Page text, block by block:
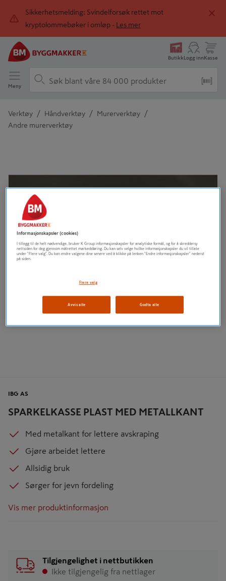
Sikkerhetsmelding: Svindelforsøk rettet mot
kryptolommebøker i omløp -
Les mer
ButikkLogg innKasse
Meny
Verktøy / Håndverktøy / Murerverktøy /
Andre murerverktøy
SPARKELKASSE PLAST MED METALLKANT
IBG AS
Med metalkant for lettere avskraping
Gjøre arbeidet lettere
Allsidig bruk
Sørger for jevn fordeling
Vis mer produktinformasjon
Tilgjengelighet i nettbutikken
Ikke tilgjengelig fra nettlager
Informasjonskapsler (cookies)
I tillegg til de helt nødvendige, bruker K Group informasjonskapsler for analytiske formål, og for å skreddersy
nettsiden for deg gjennom målrettet markedsføring. Du kan selv velge hvilke informasjonskapsler du vil tillate
under "Flere valg". Du kan endre valgene dine senere ved å klikke på lenken "Endre informasjonskapsler" nederst
på siden.
Flere valg
Avvis alle Godta alle